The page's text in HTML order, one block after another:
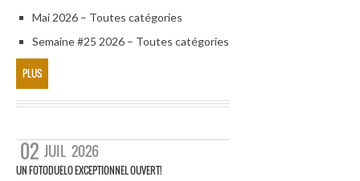
Mai 2026 – Toutes catégories
Semaine #25 2026 – Toutes catégories
PLUS
02 JUIL 2026
UN FOTODUELO EXCEPTIONNEL OUVERT!